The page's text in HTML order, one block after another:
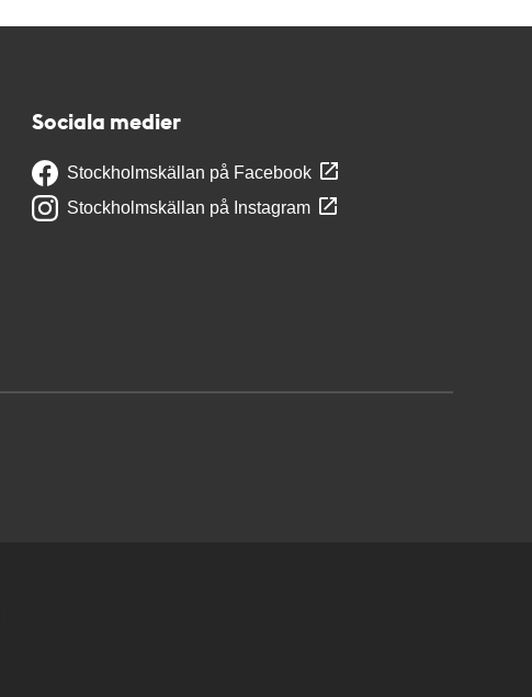
Sociala medier
Stockholmskällan på Facebook
Stockholmskällan på Instagram